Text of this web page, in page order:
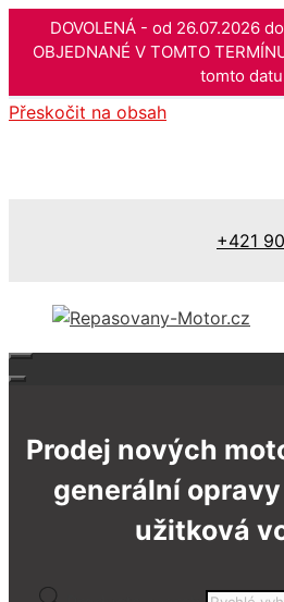
DOVOLENÁ - od 26.07.2026
OBJEDNANÉ V TOMTO
tomto
Přeskočit na obsah
+421
Prodej nových
generální
užitková